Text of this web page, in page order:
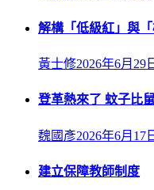
解構「低級紅」與
黃士修2026年6月29
登革熱來了 蚊子比
魏國彥2026年6月17
建立保障教師制度